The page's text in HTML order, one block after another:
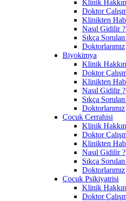
Klinik
Doktor
Klinikten
Nasıl Gidilir ?
Sıkça
Doktorlarımız
Biyokimya
Klinik
Doktor
Klinikten
Nasıl Gidilir ?
Sıkça
Doktorlarımız
Çocuk Cerrahisi
Klinik
Doktor
Klinikten
Nasıl Gidilir ?
Sıkça
Doktorlarımız
Çocuk Psikiyatrisi
Klinik
Doktor